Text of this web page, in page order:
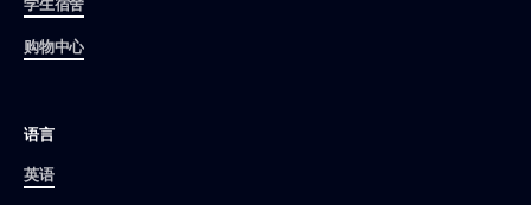
购物中心
语言
英语